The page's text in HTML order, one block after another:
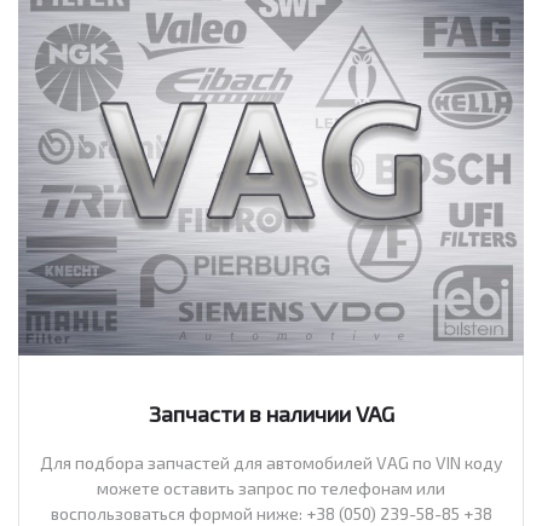
Запчасти в наличии VAG
Для подбора запчастей для автомобилей VAG по VIN коду
можете оставить запрос по телефонам или
воспользоваться формой ниже: +38 (050) 239-58-85 +38